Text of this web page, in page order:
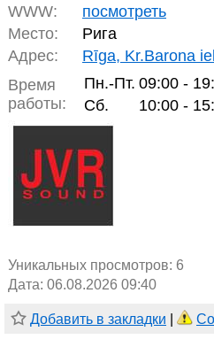
WWW:
посмотреть
Место:
Рига
Адрес:
Rīga, Kr.Barona
Время
работы:
Пн.-Пт. 09:00 -
Сб.
10:00 -
Уникальных просмотров: 6
Дата: 06.08.2026 09:40
Добавить в закладки